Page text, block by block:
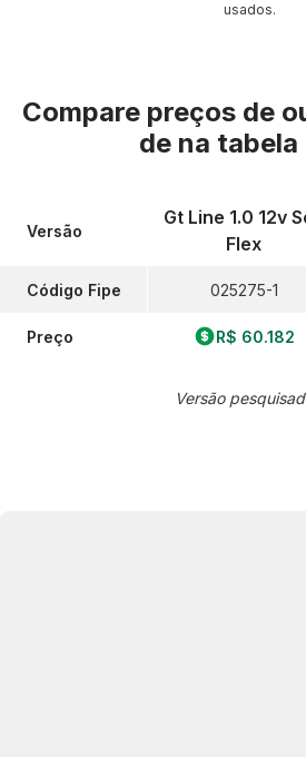
usados.
Compare preços de
de na tabela
Versão
Código Fipe
Preço
Gt Line 1.0 12v
Flex
025275-1
R$ 60.182
Versão